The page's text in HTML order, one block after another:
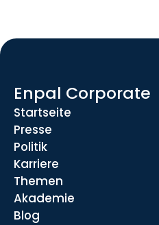
Enpal Corporate
Startseite
Presse
Politik
Karriere
Themen
Akademie
Blog